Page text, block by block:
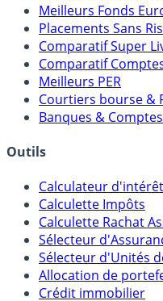
Meilleures
Meilleurs Fonds
Placements Sans
Comparatif Super
Comparatif Comptes
Meilleurs PER
Courtiers bourse &
Banques &
Outils
Calculateur
Calculette Impôts
Calculette Rachat
Sélecteur
Sélecteur d'Unités